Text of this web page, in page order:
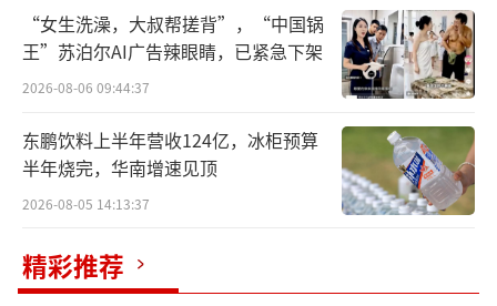
下面，请跟随食品板一同来盘点，这些茶
饮上新背后呈现了哪些品类趋势与亮点！
巨头林立
“女生洗澡，大叔帮搓背”，“中国锅
王”苏泊尔AI广告辣眼睛，已紧急下架
2026-08-06 09:44:37
东鹏饮料上半年营收124亿，冰柜预算
半年烧完，华南增速见顶
2026-08-05 14:13:37
精彩推荐